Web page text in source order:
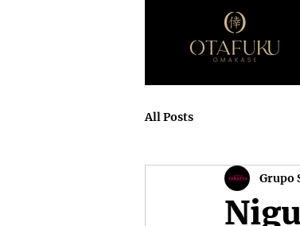
All Posts
Grupo